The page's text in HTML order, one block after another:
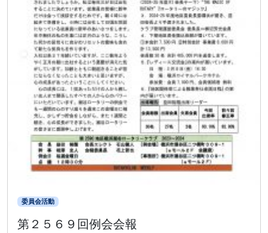
委員会活動
第２５６９回例会会報